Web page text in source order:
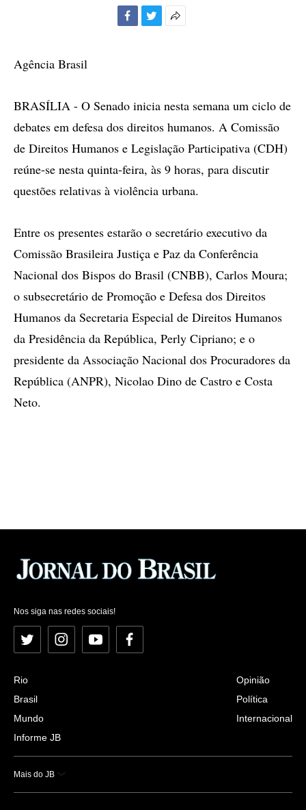
Agência Brasil
BRASÍLIA - O Senado inicia nesta semana um ciclo de
debates em defesa dos direitos humanos. A Comissão
de Direitos Humanos e Legislação Participativa (CDH)
reúne-se nesta quinta-feira, às 9 horas, para discutir
questões relativas à violência urbana.
Entre os presentes estarão o secretário executivo da
Comissão Brasileira Justiça e Paz da Conferência
Nacional dos Bispos do Brasil (CNBB), Carlos Moura;
o subsecretário de Promoção e Defesa dos Direitos
Humanos da Secretaria Especial de Direitos Humanos
da Presidência da República, Perly Cipriano; e o
presidente da Associação Nacional dos Procuradores da
República (ANPR), Nicolao Dino de Castro e Costa
Neto.
Nos siga nas redes sociais!
Twitter InstagramYouTubeFacebook
Rio
Brasil
Mundo
Informe JB
Opinião
Política
Internacional
Mais do JB
Esportes